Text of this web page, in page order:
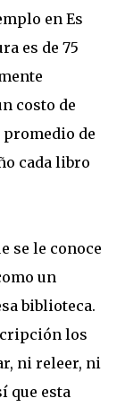
en Es
es de 75
costo de
promedio de
cada libro
se le conoce
un
biblioteca.
los
ni releer, ni
que esta